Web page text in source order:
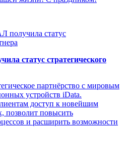
статус стратегического
партнёрство с мировым
устройств iData.
доступ к новейшим
позволит повысить
и расширить возможности